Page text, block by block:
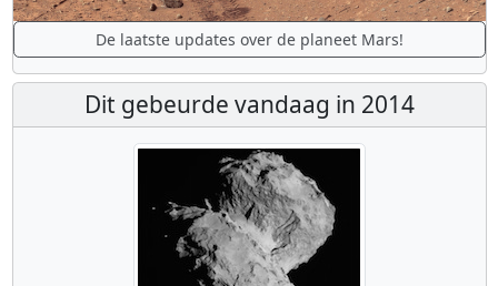
De laatste updates over de planeet Mars!
Dit gebeurde vandaag in 2014